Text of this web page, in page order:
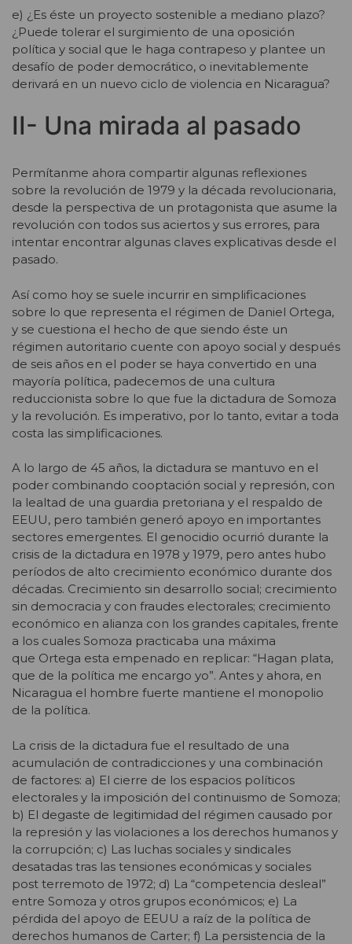
e) ¿Es éste un proyecto sostenible a mediano plazo?
¿Puede tolerar el surgimiento de una oposición
política y social que le haga contrapeso y plantee un
desafío de poder democrático, o inevitablemente
derivará en un nuevo ciclo de violencia en Nicaragua?
II- Una mirada al pasado
Permítanme ahora compartir algunas reflexiones
sobre la revolución de 1979 y la década revolucionaria,
desde la perspectiva de un protagonista que asume la
revolución con todos sus aciertos y sus errores, para
intentar encontrar algunas claves explicativas desde el
pasado.
Así como hoy se suele incurrir en simplificaciones
sobre lo que representa el régimen de Daniel Ortega,
y se cuestiona el hecho de que siendo éste un
régimen autoritario cuente con apoyo social y después
de seis años en el poder se haya convertido en una
mayoría política, padecemos de una cultura
reduccionista sobre lo que fue la dictadura de Somoza
y la revolución. Es imperativo, por lo tanto, evitar a toda
costa las simplificaciones.
A lo largo de 45 años, la dictadura se mantuvo en el
poder combinando cooptación social y represión, con
la lealtad de una guardia pretoriana y el respaldo de
EEUU, pero también generó apoyo en importantes
sectores emergentes. El genocidio ocurrió durante la
crisis de la dictadura en 1978 y 1979, pero antes hubo
períodos de alto crecimiento económico durante dos
décadas. Crecimiento sin desarrollo social; crecimiento
sin democracia y con fraudes electorales; crecimiento
económico en alianza con los grandes capitales, frente
a los cuales Somoza practicaba una máxima
que Ortega esta empenado en replicar: “Hagan plata,
que de la política me encargo yo”. Antes y ahora, en
Nicaragua el hombre fuerte mantiene el monopolio
de la política.
La crisis de la dictadura fue el resultado de una
acumulación de contradicciones y una combinación
de factores: a) El cierre de los espacios políticos
electorales y la imposición del continuismo de Somoza;
b) El degaste de legitimidad del régimen causado por
la represión y las violaciones a los derechos humanos y
la corrupción; c) Las luchas sociales y sindicales
desatadas tras las tensiones económicas y sociales
post terremoto de 1972; d) La “competencia desleal”
entre Somoza y otros grupos económicos; e) La
pérdida del apoyo de EEUU a raíz de la política de
derechos humanos de Carter; f) La persistencia de la